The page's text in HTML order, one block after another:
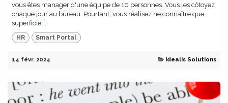
vous êtes manager d'une équipe de 10 personnes. Vous les côtoyez
chaque jour au bureau. Pourtant, vous réalisez ne connaître que
superficiel...
HR Smart Portal
14 févr. 2024 Idealis Solutions